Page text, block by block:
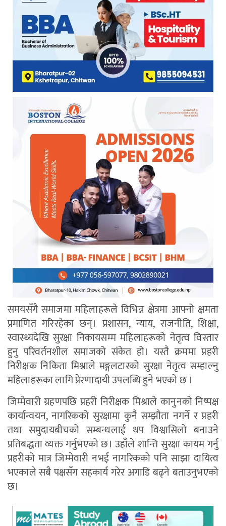
समयसँगै समाजमा महिलाहरूले विभिन्न क्षेत्रमा आफ्नो क्षमता
प्रमाणित गरिरहेका छन्। प्रशासन, न्याय, राजनीति, शिक्षा,
स्वास्थ्यदेखि सुरक्षा निकायसम्म महिलाहरूको नेतृत्व विस्तार
हुनु परिवर्तनशील समाजको संकेत हो। यस्तै क्रममा प्रहरी
निरीक्षक निकिता मिश्राले मङ्गलटारको सुरक्षा नेतृत्व सम्हाल्नु
महिलाहरूका लागि प्रेरणादायी उपलब्धि हुने भएको छ ।
जिम्मेवारी ग्रहणपछि प्रहरी निरीक्षक मिश्राले कानुनको निष्पक्ष
कार्यान्वयन, नागरिकको सुरक्षामा कुनै सम्झौता नगर्ने र प्रहरी
तथा समुदायबीचको सम्बन्धलाई थप विश्वासिलो बनाउने
प्रतिबद्धता व्यक्त गर्नुभएको छ। उहाँले शान्ति सुरक्षा कायम गर्नु
प्रहरीको मात्र जिम्मेवारी नभई नागरिकको पनि साझा दायित्व
भएकाले सबै पक्षसँग सहकार्य गरेर अगाडि बढ्ने बताउनुभएको
छ।